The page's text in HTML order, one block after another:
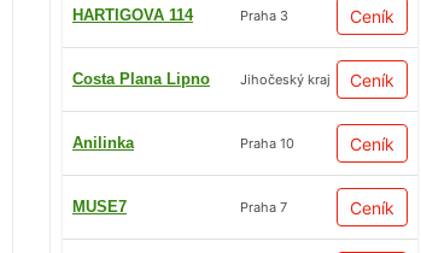
HARTIGOVA 114 Praha 3 Ceník
Costa Plana Lipno Jihočeský kraj Ceník
Anilinka Praha 10 Ceník
MUSE7 Praha 7 Ceník